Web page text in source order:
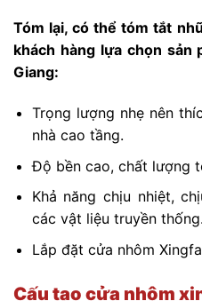
Tóm lại, có thể tóm tắt
khách hàng lựa chọn sản
Giang:
Trọng lượng nhẹ nên
nhà cao tầng.
Độ bền cao, chất lượng
Khả năng chịu nhiệt,
các vật liệu truyền thống.
Lắp đặt cửa nhôm
Cấu tạo cửa nhôm